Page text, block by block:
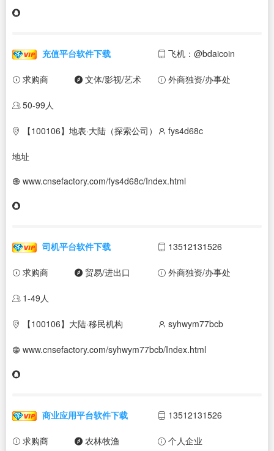
充值平台软件下载 飞机：@bdaicoin
求购商 文体/影视/艺术 外商独资/办事处
50-99人
【100106】地表·大陆（探索公司）
地址
fys4d68c
www.cnsefactory.com/fys4d68c/Index.html
司机平台软件下载 13512131526
求购商 贸易/进出口 外商独资/办事处
1-49人
【100106】大陆·移民机构 syhwym77bcb
www.cnsefactory.com/syhwym77bcb/Index.html
商业应用平台软件下载 13512131526
求购商 农林牧渔 个人企业